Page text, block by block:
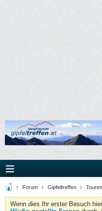
Forum Gipfeltreffen
Wenn dies Ihr erster Besuch